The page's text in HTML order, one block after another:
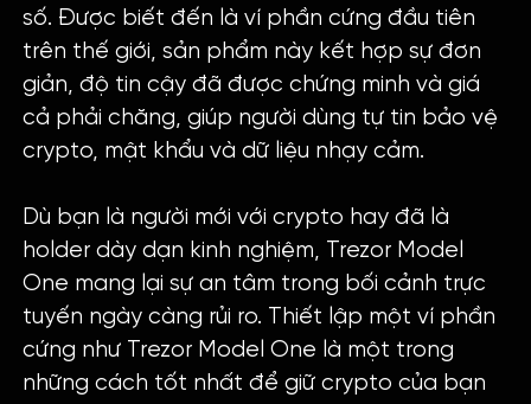
số. Được biết đến là ví phần cứng đầu tiên
trên thế giới, sản phẩm này kết hợp sự đơn
giản, độ tin cậy đã được chứng minh và giá
cả phải chăng, giúp người dùng tự tin bảo vệ
crypto, mật khẩu và dữ liệu nhạy cảm.
Dù bạn là người mới với crypto hay đã là
holder dày dạn kinh nghiệm, Trezor Model
One mang lại sự an tâm trong bối cảnh trực
tuyến ngày càng rủi ro. Thiết lập một ví phần
cứng như Trezor Model One là một trong
những cách tốt nhất để giữ crypto của bạn